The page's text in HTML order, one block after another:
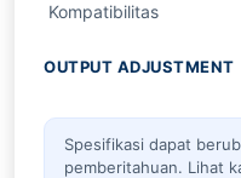
OUTPUT ADJUSTMENT
Kompatibilitas
Spesifikasi dapat
pemberitahuan. Lihat